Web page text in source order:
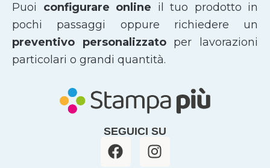
Puoi configurare online il tuo prodotto in
pochi passaggi oppure richiedere un
preventivo personalizzatoper lavorazioni
particolari o grandi quantità.
SEGUICI SU
F
a
I
n